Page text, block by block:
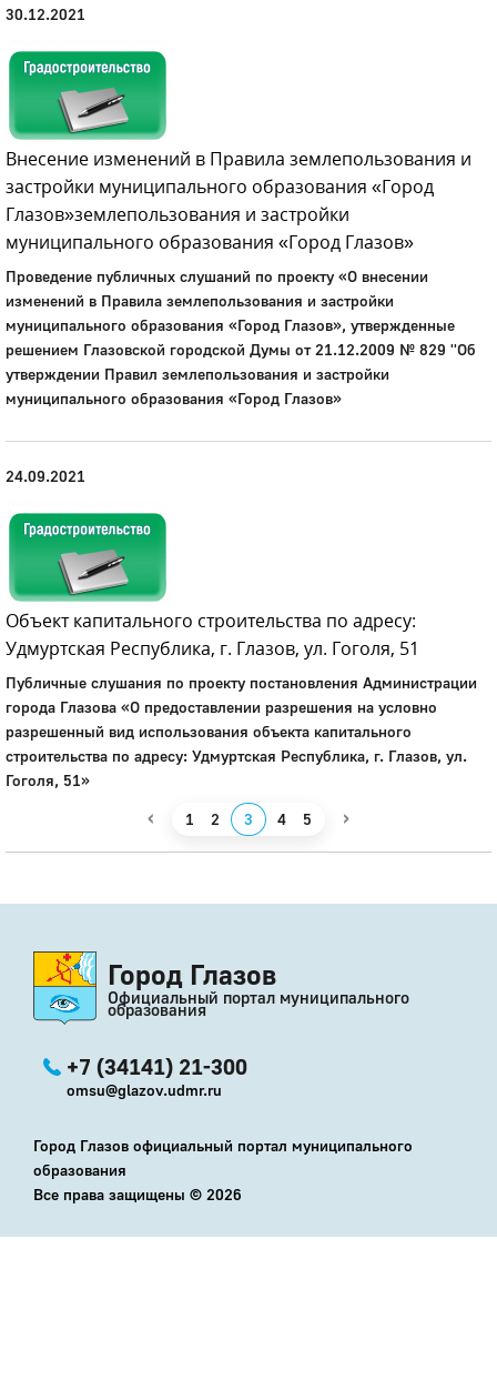
30.12.2021
Внесение изменений в Правила землепользования и
застройки муниципального образования «Город
Глазов»землепользования и застройки
муниципального образования «Город Глазов»
Проведение публичных слушаний по проекту «О внесении
изменений в Правила землепользования и застройки
муниципального образования «Город Глазов», утвержденные
решением Глазовской городской Думы от 21.12.2009 № 829 ''Об
утверждении Правил землепользования и застройки
муниципального образования «Город Глазов»
24.09.2021
Объект капитального строительства по адресу:
Удмуртская Республика, г. Глазов, ул. Гоголя, 51
Публичные слушания по проекту постановления Администрации
города Глазова «О предоставлении разрешения на условно
разрешенный вид использования объекта капитального
строительства по адресу: Удмуртская Республика, г. Глазов, ул.
Гоголя, 51»
‹ 1 2 3 4 5 ›
Город Глазов
Официальный портал муниципального
образования
+7 (34141) 21-300
omsu@glazov.udmr.ru
Город Глазов официальный портал муниципального
образования
Все права защищены © 2026